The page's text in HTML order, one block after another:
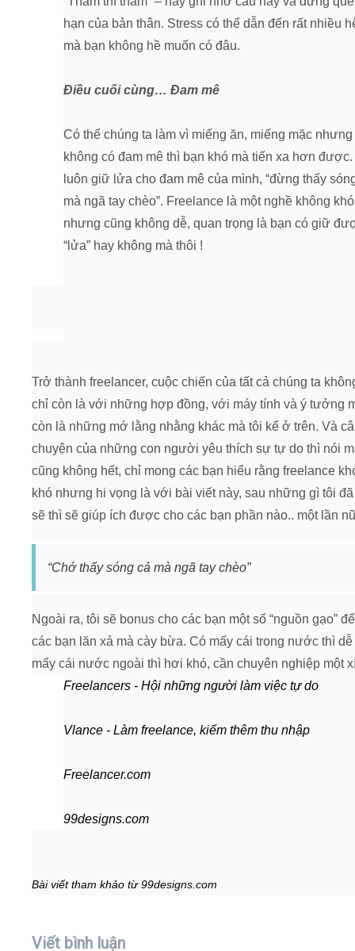
hạn của bản thân. Stress có thể dẫn đến rất nhiều
mà bạn không hề muốn có đâu.
Điều cuối cùng… Đam mê
Có thể chúng ta làm vì miếng ăn, miếng mặc
không có đam mê thì bạn khó mà tiến xa hơn
luôn giữ lửa cho đam mê của mình, “đừng thấy
mà ngã tay chèo”. Freelance là một nghề không khó
nhưng cũng không dễ, quan trọng là bạn có giữ
“lửa” hay không mà thôi !
Trở thành freelancer, cuộc chiến của tất cả chúng ta
chỉ còn là với những hợp đồng, với máy tính và ý tưởng
còn là những mớ lằng nhằng khác mà tôi kể ở trên. Và
chuyện của những con người yêu thích sự tự do thì nói
cũng không hết, chỉ mong các bạn hiểu rằng freelance
khó nhưng hi vọng là với bài viết này, sau những gì tôi
sẽ thì sẽ giúp ích được cho các bạn phần nào.. một lần
“Chớ thấy sóng cả mà ngã tay chèo”
Ngoài ra, tôi sẽ bonus cho các bạn một số “nguồn gạo”
các bạn lăn xả mà cày bừa. Có mấy cái trong nước thì
mấy cái nước ngoài thì hơi khó, cần chuyên nghiệp một
Freelancers - Hội những người làm việc tự do
Vlance - Làm freelance, kiếm thêm thu nhập
Freelancer.com
99designs.com
Bài viết tham khảo từ 99designs.com
Viết bình luận